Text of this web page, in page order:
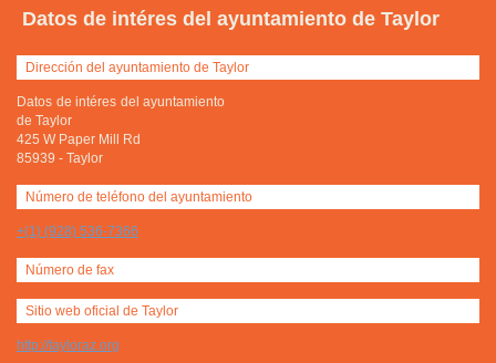
Datos de intéres del ayuntamiento de Taylor
Dirección del ayuntamiento de Taylor
Datos de intéres del ayuntamiento
de Taylor
425 W Paper Mill Rd
85939 - Taylor
Número de teléfono del ayuntamiento
+(1) (928) 536-7366
Número de fax
Sitio web oficial de Taylor
http://tayloraz.org